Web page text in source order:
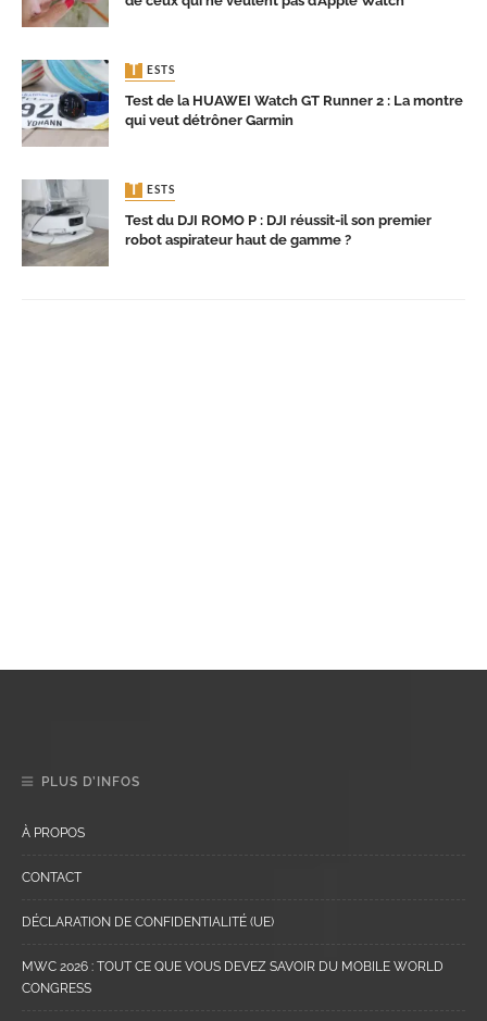
TESTS
Test de la HUAWEI Watch GT Runner 2 : La montre
qui veut détrôner Garmin
TESTS
Test du DJI ROMO P : DJI réussit-il son premier
robot aspirateur haut de gamme ?
PLUS D’INFOS
À PROPOS
CONTACT
DÉCLARATION DE CONFIDENTIALITÉ (UE)
MWC 2026 : TOUT CE QUE VOUS DEVEZ SAVOIR DU MOBILE WORLD
CONGRESS